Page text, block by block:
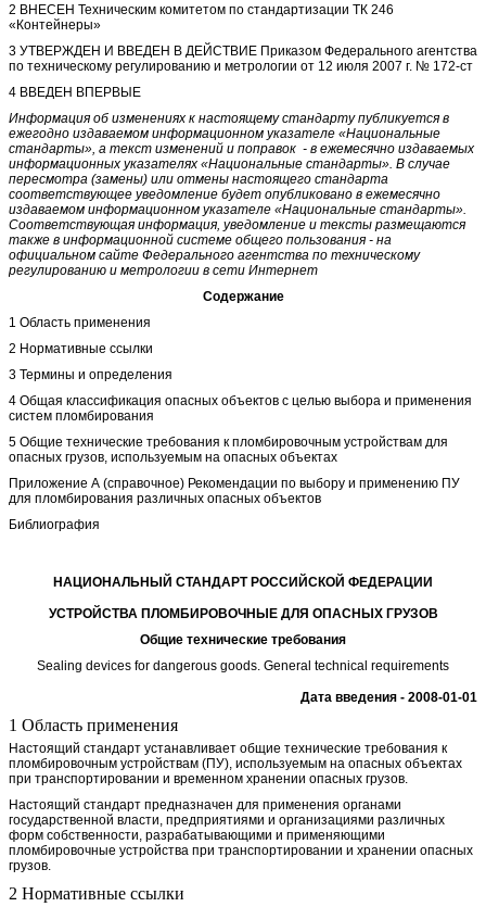
2 ВНЕСЕН Техническим комитетом по стандартизации ТК 246
«Контейнеры»
3 УТВЕРЖДЕН И ВВЕДЕН В ДЕЙСТВИЕ Приказом Федерального агентства
по техническому регулированию и метрологии от 12 июля 2007 г. № 172-ст
4 ВВЕДЕН ВПЕРВЫЕ
Информация об изменениях к настоящему стандарту публикуется в
ежегодно издаваемом информационном указателе «Национальные
стандарты», а текст изменений и поправок - в ежемесячно издаваемых
информационных указателях «Национальные стандарты». В случае
пересмотра (замены) или отмены настоящего стандарта
соответствующее уведомление будет опубликовано в ежемесячно
издаваемом информационном указателе «Национальные стандарты».
Соответствующая информация, уведомление и тексты размещаются
также в информационной системе общего пользования - на
официальном сайте Федерального агентства по техническому
регулированию и метрологии в сети Интернет
Содержание
1 Область применения
2 Нормативные ссылки
3 Термины и определения
4 Общая классификация опасных объектов с целью выбора и применения
систем пломбирования
5 Общие технические требования к пломбировочным устройствам для
опасных грузов, используемым на опасных объектах
Приложение А (справочное) Рекомендации по выбору и применению ПУ
для пломбирования различных опасных объектов
Библиография
НАЦИОНАЛЬНЫЙ СТАНДАРТ РОССИЙСКОЙ ФЕДЕРАЦИИ
УСТРОЙСТВА ПЛОМБИРОВОЧНЫЕ ДЛЯ ОПАСНЫХ ГРУЗОВ
Общие технические требования
Sealing devices for dangerous goods. General technical requirements
Дата введения - 2008-01-01
1 Область применения
Настоящий стандарт устанавливает общие технические требования к
пломбировочным устройствам (ПУ), используемым на опасных объектах
при транспортировании и временном хранении опасных грузов.
Настоящий стандарт предназначен для применения органами
государственной власти, предприятиями и организациями различных
форм собственности, разрабатывающими и применяющими
пломбировочные устройства при транспортировании и хранении опасных
грузов.
2 Нормативные ссылки